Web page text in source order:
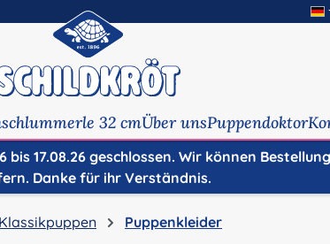
32 cmÜber unsPuppendoktor
17.08.26 geschlossen. Wir können
Danke für ihr Verständnis.
Puppenkleider